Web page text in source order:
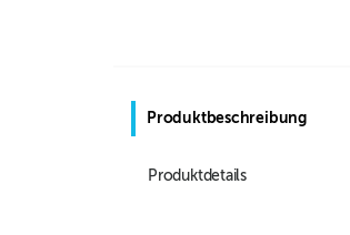
Produktbeschreibung
Produktdetails